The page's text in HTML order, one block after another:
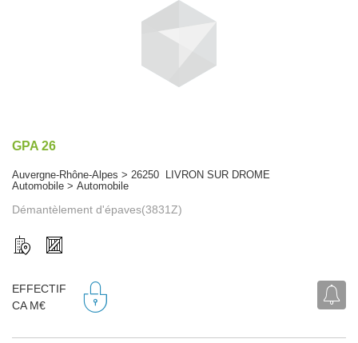
GPA 26
Auvergne-Rhône-Alpes > 26250 LIVRON SUR DROME
Automobile > Automobile
Démantèlement d'épaves(3831Z)
EFFECTIF
CA M€